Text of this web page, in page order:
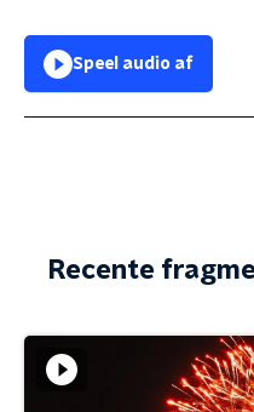
Speel audio af
Recente